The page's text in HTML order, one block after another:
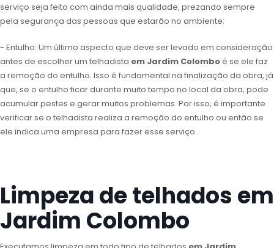
serviço seja feito com ainda mais qualidade, prezando sempre
pela segurança das pessoas que estarão no ambiente;
- Entulho: Um último aspecto que deve ser levado em consideração
antes de escolher um telhadista em Jardim Colomboé se ele faz
a remoção do entulho. Isso é fundamental na finalização da obra, já
que, se o entulho ficar durante muito tempo no local da obra, pode
acumular pestes e gerar muitos problemas. Por isso, é importante
verificar se o telhadista realiza a remoção do entulho ou então se
ele indica uma empresa para fazer esse serviço.
Limpeza de telhados em
Jardim Colombo